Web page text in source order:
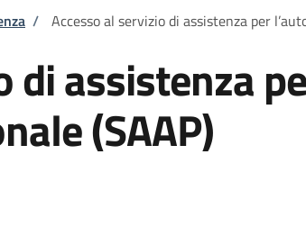
/ Accesso al servizio di assistenza per
di assistenza
(SAAP)